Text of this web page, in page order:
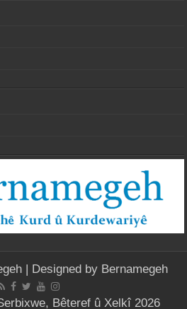
| Designed by Bernamegeh
Bêteref û Xelkî 2026